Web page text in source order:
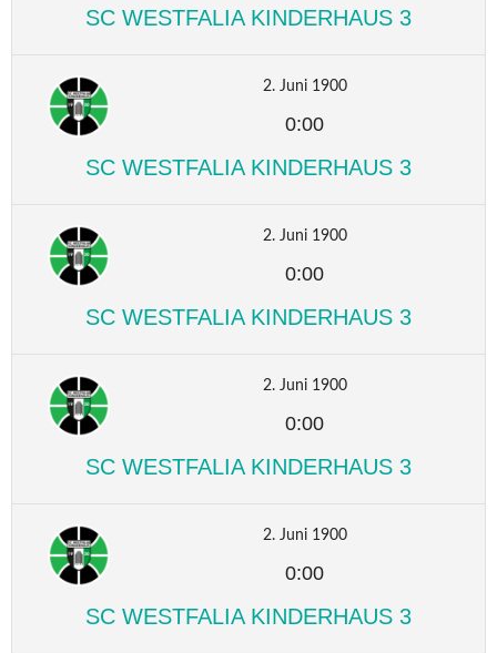
SC WESTFALIA KINDERHAUS 3
2. Juni 1900
0:00
SC WESTFALIA KINDERHAUS 3
2. Juni 1900
0:00
SC WESTFALIA KINDERHAUS 3
2. Juni 1900
0:00
SC WESTFALIA KINDERHAUS 3
2. Juni 1900
0:00
SC WESTFALIA KINDERHAUS 3